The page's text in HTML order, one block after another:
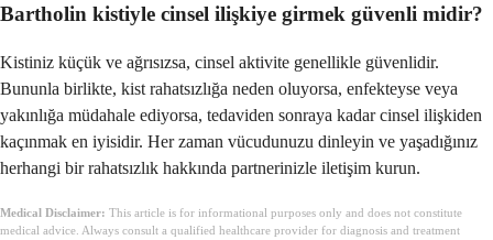
Bartholin kistiyle cinsel ilişkiye girmek güvenli midir?
Kistiniz küçük ve ağrısızsa, cinsel aktivite genellikle güvenlidir.
Bununla birlikte, kist rahatsızlığa neden oluyorsa, enfekteyse veya
yakınlığa müdahale ediyorsa, tedaviden sonraya kadar cinsel ilişkiden
kaçınmak en iyisidir. Her zaman vücudunuzu dinleyin ve yaşadığınız
herhangi bir rahatsızlık hakkında partnerinizle iletişim kurun.
Medical Disclaimer: This article is for informational purposes only and does not constitute
medical advice. Always consult a qualified healthcare provider for diagnosis and treatment